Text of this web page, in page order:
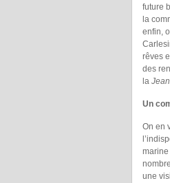
future
la
enfin,
rêves
des
la
Un
On en
marine
une